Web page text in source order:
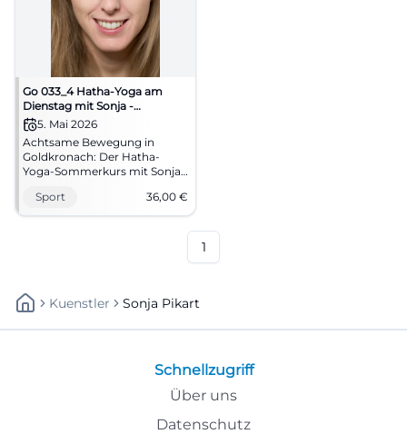
Go 033_4 Hatha-Yoga am
Dienstag mit Sonja -
Sommerkurs
5. Mai 2026
Achtsame Bewegung in
Goldkronach: Der Hatha-
Yoga-Sommerkurs mit Sonja
Entspannung. Am 5. Mai 2026
für 36 Euro. #Yoga
Sport 36,00 €
1
Kuenstler Sonja Pikart
Schnellzugriff
Über uns
Datenschutz